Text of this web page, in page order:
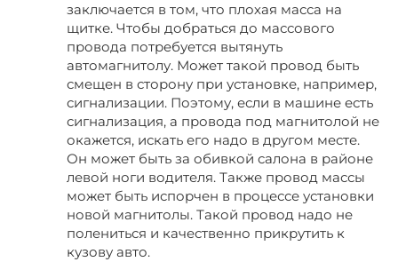
заключается в том, что плохая масса на
щитке. Чтобы добраться до массового
провода потребуется вытянуть
автомагнитолу. Может такой провод быть
смещен в сторону при установке, например,
сигнализации. Поэтому, если в машине есть
сигнализация, а провода под магнитолой не
окажется, искать его надо в другом месте.
Он может быть за обивкой салона в районе
левой ноги водителя. Также провод массы
может быть испорчен в процессе установки
новой магнитолы. Такой провод надо не
полениться и качественно прикрутить к
кузову авто.